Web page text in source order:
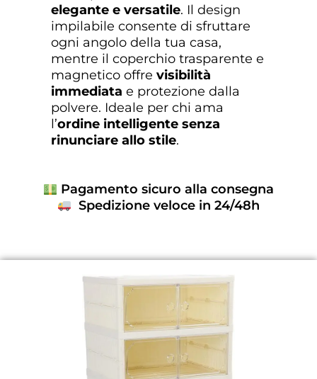
elegante e versatile. Il design
impilabile consente di sfruttare
ogni angolo della tua casa,
mentre il coperchio trasparente e
magnetico offre visibilità
immediata e protezione dalla
polvere. Ideale per chi ama
l’ordine intelligente senza
rinunciare allo stile.
Pagamento sicuro alla consegna
Spedizione veloce in 24/48h